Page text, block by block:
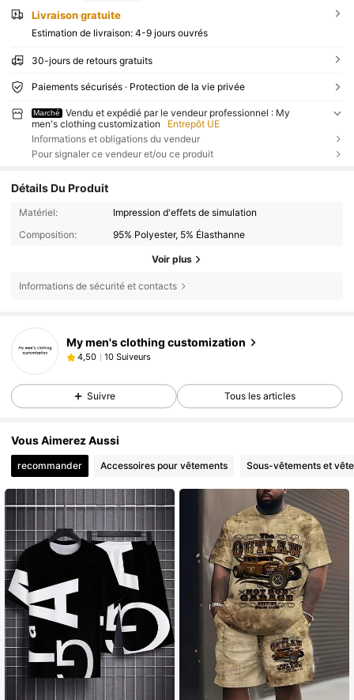
Livraison gratuite
Estimation de livraison: 4-9 jours ouvrés
30-jours de retours gratuits
Paiements sécurisés · Protection de la vie privée
Marché
Vendu et expédié par le vendeur professionnel : My
men's clothing customization
Entrepôt UE
Informations et obligations du vendeur
Pour signaler ce vendeur et/ou ce produit
Détails Du Produit
Matériel:
Impression d'effets de simulation
Composition:
95% Polyester, 5% Élasthanne
Voir plus
Informations de sécurité et contacts
My men's clothing customization
4,50 10 Suiveurs
Suivre Tous les articles
Vous Aimerez Aussi
recommander Accessoires pour vêtements Sous-vêtements et